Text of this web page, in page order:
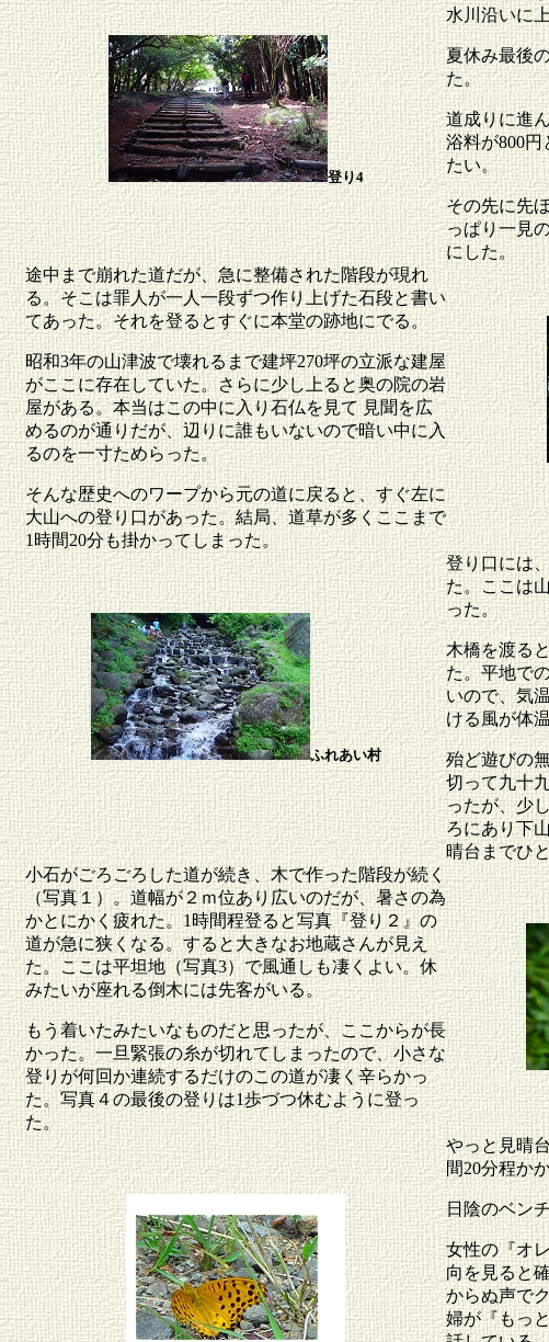
登り4
水川沿いに
夏休み最後
た。
道成りに進
浴料が800
たい。
その先に先
っぱり一見
にした。
途中まで崩れた道だが、急に整備された階段が現れ
る。そこは罪人が一人一段ずつ作り上げた石段と書い
てあった。それを登るとすぐに本堂の跡地にでる。
昭和3年の山津波で壊れるまで建坪270坪の立派な建屋
がここに存在していた。さらに少し上ると奥の院の岩
屋がある。本当はこの中に入り石仏を見て 見聞を広
めるのが通りだが、辺りに誰もいないので暗い中に入
るのを一寸ためらった。
そんな歴史へのワープから元の道に戻ると、すぐ左に
大山への登り口があった。結局、道草が多くここまで
1時間20分も掛かってしまった。
ふれあい村
登り口には
た。ここは
った。
木橋を渡る
た。平地で
いので、気
ける風が体
殆ど遊びの
切って九十
ったが、少
ろにあり下
晴台までひ
小石がごろごろした道が続き、木で作った階段が続く
（写真１）。道幅が２ｍ位あり広いのだが、暑さの為
かとにかく疲れた。1時間程登ると写真『登り２』の
道が急に狭くなる。すると大きなお地蔵さんが見え
た。ここは平坦地（写真3）で風通しも凄くよい。休
みたいが座れる倒木には先客がいる。
もう着いたみたいなものだと思ったが、ここからが長
かった。一旦緊張の糸が切れてしまったので、小さな
登りが何回か連続するだけのこの道が凄く辛らかっ
た。写真４の最後の登りは1歩づつ休むように登っ
た。
やっと見晴
間20分程か
日陰のベン
女性の『オ
向を見ると
からぬ声で
婦が『もっ